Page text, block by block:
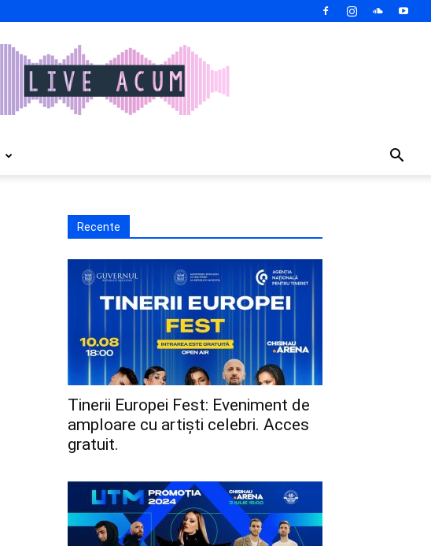
Recente
Tinerii Europei Fest: Eveniment de
amploare cu artiști celebri. Acces
gratuit.